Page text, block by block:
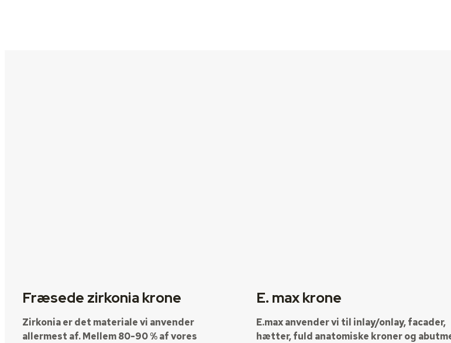
Fræsede zirkonia krone
Zirkonia er det materiale vi anvender
allermest af. Mellem 80-90 % af vores
E. max krone
E.max anvender vi til inlay/onlay, facader,
hætter, fuld anatomiske kroner og